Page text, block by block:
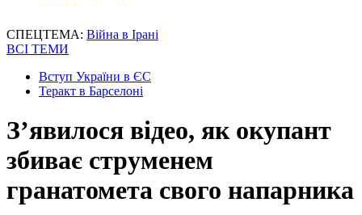
СПЕЦТЕМА: Війна в Ірані
ВСІ ТЕМИ
Вступ України в ЄС
Теракт в Барселоні
З’явилося відео, як окупант
збиває струменем
гранатомета свого напарника